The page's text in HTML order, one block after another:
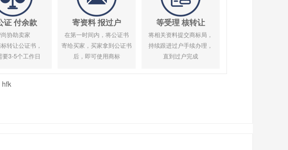
证 付余款
协助卖家
转让公证书，
要3-5个工作日
寄资料 报过户
在第一时间内，将公证书
寄给买家，买家拿到公证书
后，即可使用商标
等受理 核转让
将相关资料提交商标局，
持续跟进过户手续办理，
直到过户完成
hfk